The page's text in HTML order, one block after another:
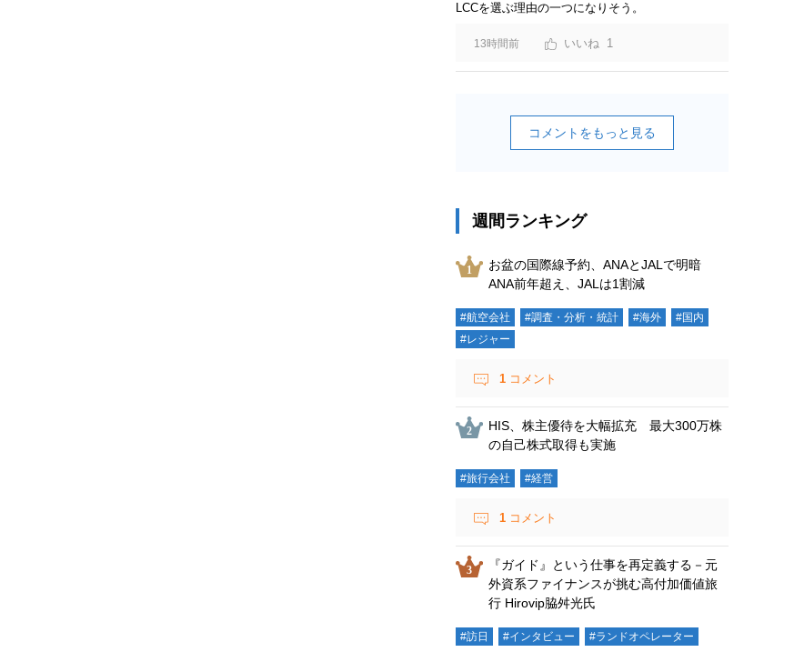
LCCを選ぶ理由の一つになりそう。
13時間前 1
コメントをもっと見る
週間ランキング
お盆の国際線予約、ANAとJALで明暗
ANA前年超え、JALは1割減
#航空会社 #調査・分析・統計 #海外
#国内
#レジャー
1 コメント
HIS、株主優待を大幅拡充 最大300万株
の自己株式取得も実施
#旅行会社 #経営
1 コメント
『ガイド』という仕事を再定義する－元
外資系ファイナンスが挑む高付加価値旅
行 Hirovip脇舛光氏
#訪日 #インタビュー #ランドオペレーター